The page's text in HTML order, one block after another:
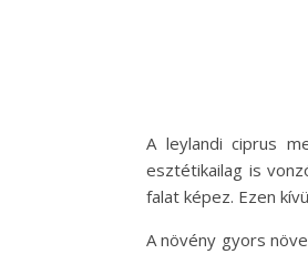
A leylandi ciprus
esztétikailag is
falat képez. Ezen
A növény gyors